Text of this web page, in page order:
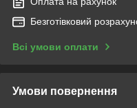
Безготівковий
Всі умови оплати
Умови повернення